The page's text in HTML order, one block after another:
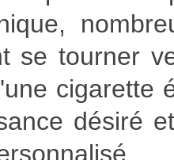
se tourner
cigarette
désiré